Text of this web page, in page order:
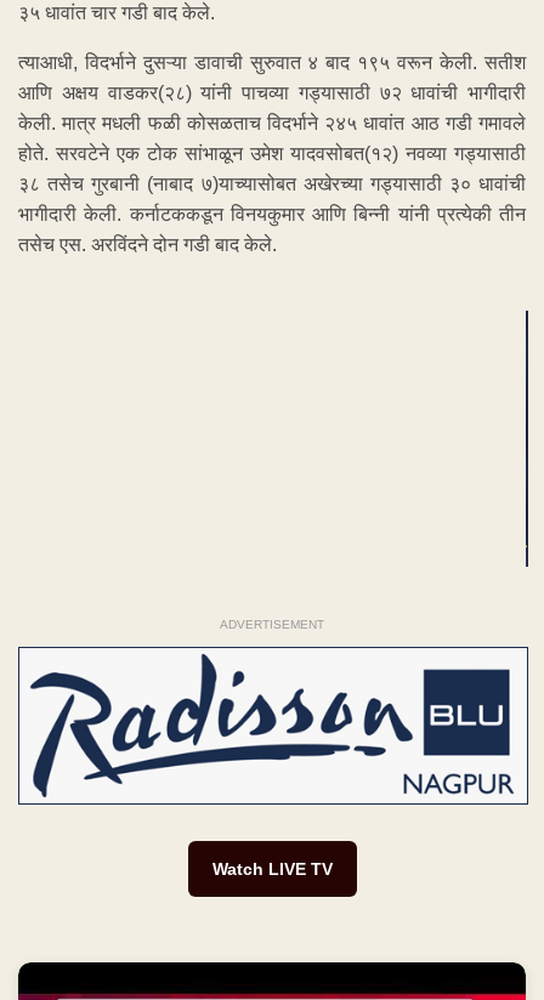
३५ धावांत चार गडी बाद केले.
त्याआधी, विदर्भाने दुसऱ्या डावाची सुरुवात ४ बाद १९५ वरून केली. सतीश
आणि अक्षय वाडकर(२८) यांनी पाचव्या गड्यासाठी ७२ धावांची भागीदारी
केली. मात्र मधली फळी कोसळताच विदर्भाने २४५ धावांत आठ गडी गमावले
होते. सरवटेने एक टोक सांभाळून उमेश यादवसोबत(१२) नवव्या गड्यासाठी
३८ तसेच गुरबानी (नाबाद ७)याच्यासोबत अखेरच्या गड्यासाठी ३० धावांची
भागीदारी केली. कर्नाटककडून विनयकुमार आणि बिन्नी यांनी प्रत्येकी तीन
तसेच एस. अरविंदने दोन गडी बाद केले.
ADVERTISEMENT
Watch LIVE TV